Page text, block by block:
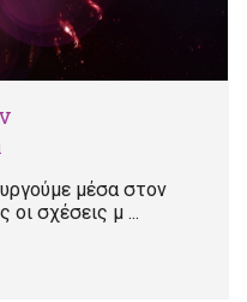
μέσα στον
σχέσεις μ ...